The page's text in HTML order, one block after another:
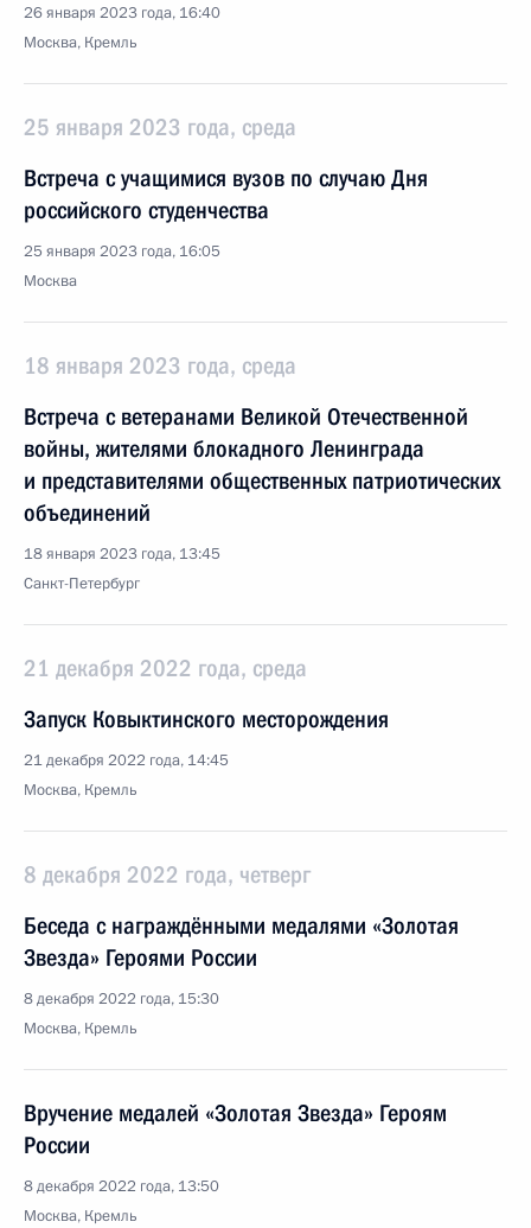
26 января 2023 года, 16:40
Москва, Кремль
25 января 2023 года, среда
Встреча с учащимися вузов по случаю Дня
российского студенчества
25 января 2023 года, 16:05
Москва
18 января 2023 года, среда
Встреча с ветеранами Великой Отечественной
войны, жителями блокадного Ленинграда
и представителями общественных патриотических
объединений
18 января 2023 года, 13:45
Санкт-Петербург
21 декабря 2022 года, среда
Запуск Ковыктинского месторождения
21 декабря 2022 года, 14:45
Москва, Кремль
8 декабря 2022 года, четверг
Беседа с награждёнными медалями «Золотая
Звезда» Героями России
8 декабря 2022 года, 15:30
Москва, Кремль
Вручение медалей «Золотая Звезда» Героям
России
8 декабря 2022 года, 13:50
Москва, Кремль